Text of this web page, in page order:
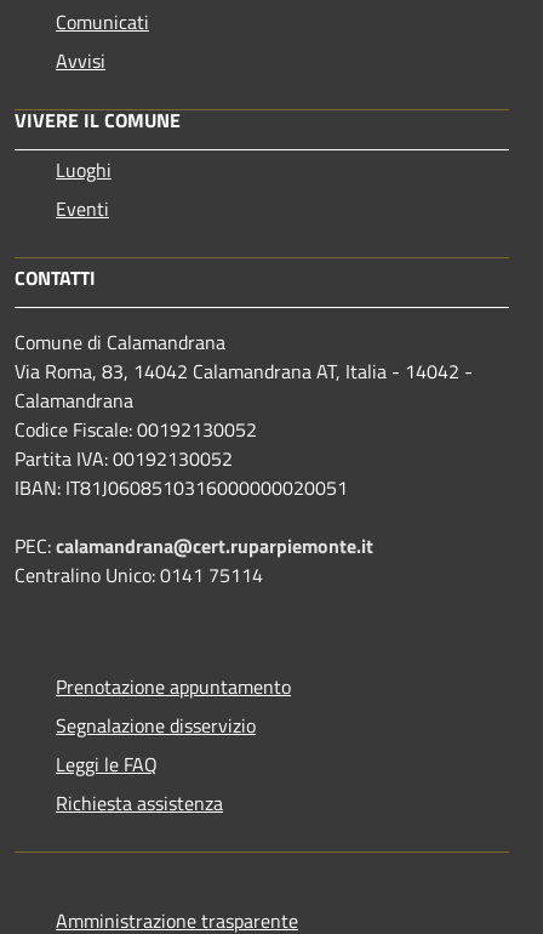
Comunicati
Avvisi
VIVERE IL COMUNE
Luoghi
Eventi
CONTATTI
Comune di Calamandrana
Via Roma, 83, 14042 Calamandrana AT, Italia - 14042 -
Calamandrana
Codice Fiscale: 00192130052
Partita IVA: 00192130052
IBAN: IT81J0608510316000000020051
PEC:calamandrana@cert.ruparpiemonte.it
Centralino Unico: 0141 75114
Prenotazione appuntamento
Segnalazione disservizio
Leggi le FAQ
Richiesta assistenza
Amministrazione trasparente